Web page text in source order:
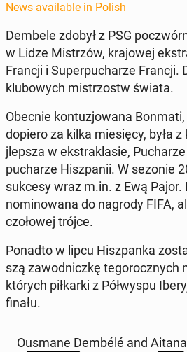
News available in Polish
Dembele zdobył z PSG
w Lidze Mis­trzów, kra­jowej
Francji i Su­per­pucharze Francji.
klubowych mis­tr­zostw świata.
Obecnie kon­tuzjowana
dopiero za kilka miesię­cy, była
jlep­sza w ek­strak­lasie,
pucharze Hisz­panii. W sezonie
sukcesy wraz m.in. z Ewą Pajor.
nomi­nowana do nagrody FIFA,
czołowej trójce.
Ponadto w lipcu Hisz­pan­ka
szą za­wod­niczkę tegorocznych
których piłkar­ki z Półwyspu
finału.
Ousmane Dembélé and